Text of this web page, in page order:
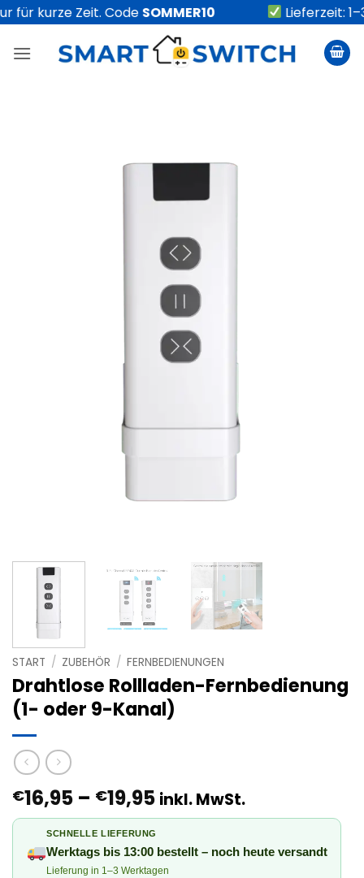
Zum
Inhalt
springen
für kurze Zeit. CodeSOMMER10 Lieferzeit:
START / ZUBEHÖR / FERNBEDIENUNGEN
Drahtlose Rollladen-Fernbedienung
(1- oder 9-Kanal)
€16,95 – €19,95Preisspanne:
€16,95
bis
€19,95
inkl. MwSt.
SCHNELLE LIEFERUNG
Werktags bis 13:00 bestellt – noch heute versandt
Lieferung in 1–3 Werktagen